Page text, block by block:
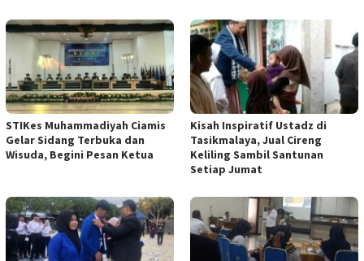
STIKes Muhammadiyah Ciamis
Gelar Sidang Terbuka dan
Wisuda, Begini Pesan Ketua
Kisah Inspiratif Ustadz di
Tasikmalaya, Jual Cireng
Keliling Sambil Santunan
Setiap Jumat